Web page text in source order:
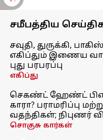
சமீபத்திய
சவுதி, துருக்கி,
எகிப்தும் இணைய
புது பரபரப்பு
எகிப்து
செகண்ட் ஹேண்ட்
காரா? பராமரிப்பு
வதந்திகள்; நிபுணர்
சொகுசு கார்கள்